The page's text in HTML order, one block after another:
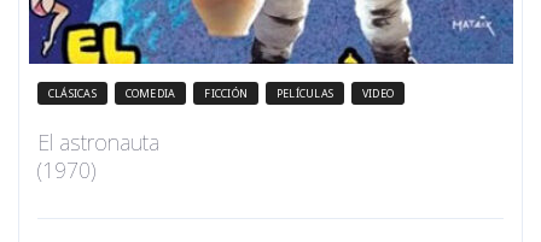
CLÁSICAS COMEDIA FICCIÓN PELÍCULAS VIDEO
El astronauta
(1970)